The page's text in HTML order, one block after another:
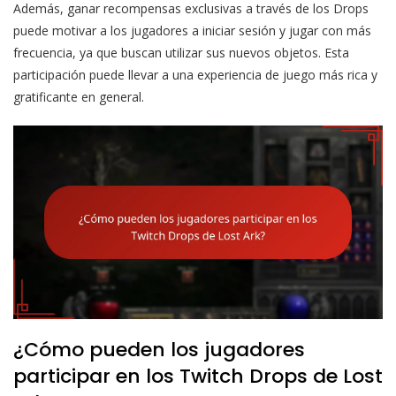
Además, ganar recompensas exclusivas a través de los Drops
puede motivar a los jugadores a iniciar sesión y jugar con más
frecuencia, ya que buscan utilizar sus nuevos objetos. Esta
participación puede llevar a una experiencia de juego más rica y
gratificante en general.
¿Cómo pueden los jugadores
participar en los Twitch Drops de Lost